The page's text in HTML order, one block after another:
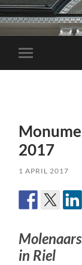
Toggle
mobiel
2017
1 APRIL 2017
in Riel